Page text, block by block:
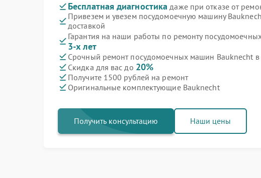
Бесплатная диагностика даже при отказе от
Привезем и увезем посудомоечную машину
доставкой
Гарантия на наши работы по ремонту
3-х лет
Срочный ремонт посудомоечных машин Bauknecht в
Скидка для вас до 20%
Получите 1500 рублей на ремонт
Оригинальные комплектующие Bauknecht
Получить консультацию Наши цены